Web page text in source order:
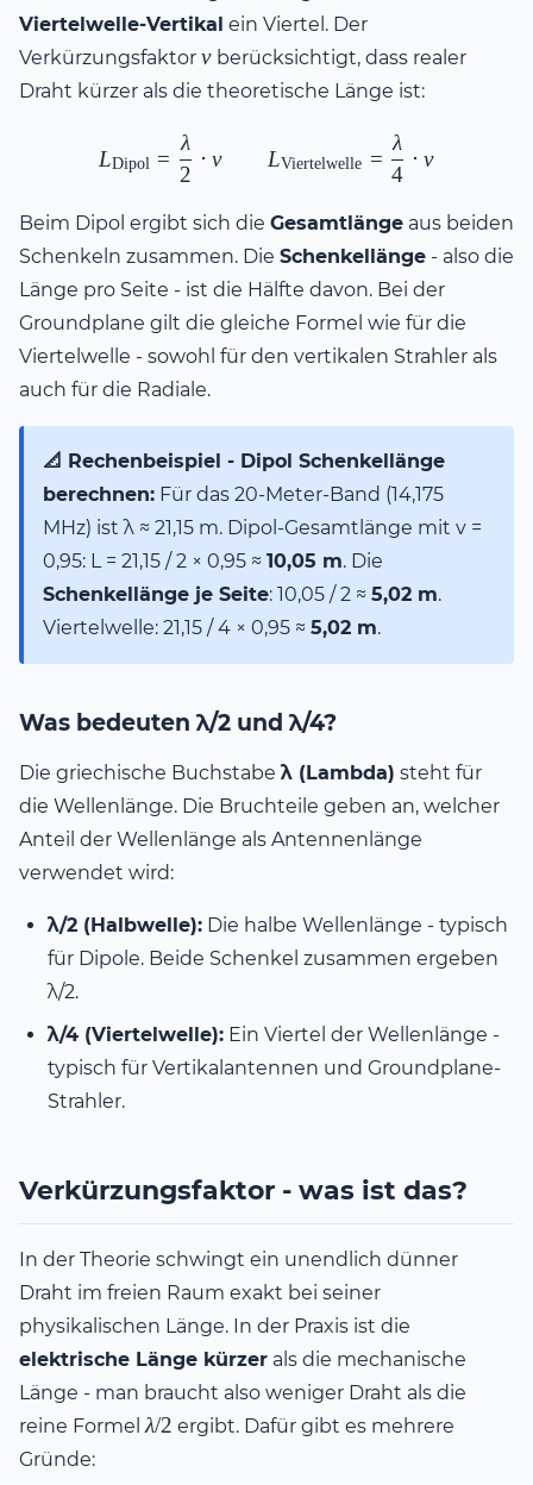
Viertelwelle-Vertikal ein Viertel. Der
Verkürzungsfaktor v
vberücksichtigt, dass realer
Draht kürzer als die theoretische Länge ist:
L_{\text{Dipol}} =
LDipol =
2
λ
⋅ v LViertelwelle =
4
λ
⋅ v
Beim Dipol ergibt sich die Gesamtlänge aus beiden
Schenkeln zusammen. Die Schenkellänge - also die
Länge pro Seite - ist die Hälfte davon. Bei der
Groundplane gilt die gleiche Formel wie für die
Viertelwelle - sowohl für den vertikalen Strahler als
auch für die Radiale.
📐 Rechenbeispiel - Dipol Schenkellänge
berechnen: Für das 20-Meter-Band (14,175
MHz) ist λ ≈ 21,15 m. Dipol-Gesamtlänge mit v =
0,95: L = 21,15 / 2 × 0,95 ≈ 10,05 m. Die
Schenkellänge je Seite: 10,05 / 2 ≈ 5,02 m.
Viertelwelle: 21,15 / 4 × 0,95 ≈ 5,02 m.
Was bedeuten λ/2 und λ/4?
Die griechische Buchstabe λ (Lambda) steht für
die Wellenlänge. Die Bruchteile geben an, welcher
Anteil der Wellenlänge als Antennenlänge
verwendet wird:
λ/2 (Halbwelle): Die halbe Wellenlänge - typisch
für Dipole. Beide Schenkel zusammen ergeben
λ/2.
λ/4 (Viertelwelle): Ein Viertel der Wellenlänge -
typisch für Vertikalantennen und Groundplane-
Strahler.
Verkürzungsfaktor - was ist das?
In der Theorie schwingt ein unendlich dünner
Draht im freien Raum exakt bei seiner
physikalischen Länge. In der Praxis ist die
elektrische Länge kürzer als die mechanische
Länge - man braucht also weniger Draht als die
reine Formel\lambda
λ/2 ergibt. Dafür gibt es mehrere
Gründe: